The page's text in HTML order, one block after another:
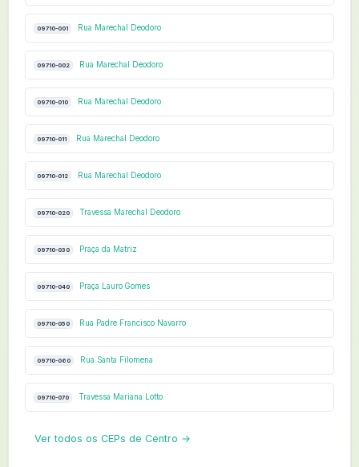
09710-001 Rua Marechal Deodoro
09710-002 Rua Marechal Deodoro
09710-010 Rua Marechal Deodoro
09710-011 Rua Marechal Deodoro
09710-012 Rua Marechal Deodoro
09710-020 Travessa Marechal Deodoro
09710-030 Praça da Matriz
09710-040 Praça Lauro Gomes
09710-050 Rua Padre Francisco Navarro
09710-060 Rua Santa Filomena
09710-070 Travessa Mariana Lotto
Ver todos os CEPs de Centro →